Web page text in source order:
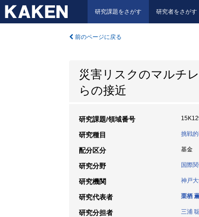
研究課題をさがす 研究者をさがす
前のページに戻る
災害リスクのマルチ
らの接近
研究課題/領域番号
研究種目 挑戦
配分区分 基金
研究分野 国際
研究機関 神戸
研究代表者 栗栖
研究分担者 三浦